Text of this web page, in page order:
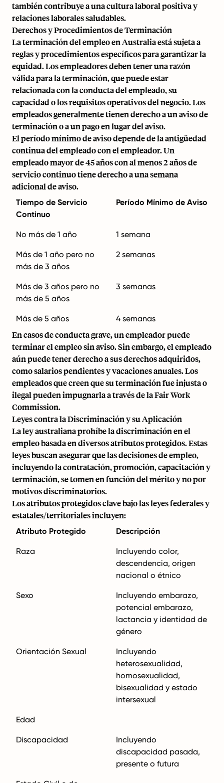
también contribuye a una cultura laboral positiva y
relaciones laborales saludables.
Derechos y Procedimientos de Terminación
La terminación del empleo en Australia está sujeta a
reglas y procedimientos específicos para garantizar la
equidad. Los empleadores deben tener una razón
válida para la terminación, que puede estar
relacionada con la conducta del empleado, su
capacidad o los requisitos operativos del negocio. Los
empleados generalmente tienen derecho a un aviso de
terminación o a un pago en lugar del aviso.
El período mínimo de aviso depende de la antigüedad
continua del empleado con el empleador. Un
empleado mayor de 45 años con al menos 2 años de
servicio continuo tiene derecho a una semana
adicional de aviso.
Tiempo de Servicio
Continuo
Período Mínimo de Aviso
No más de 1 año 1 semana
Más de 1 año pero no
más de 3 años
2 semanas
Más de 3 años pero no
más de 5 años
3 semanas
Más de 5 años 4 semanas
En casos de conducta grave, un empleador puede
terminar el empleo sin aviso. Sin embargo, el empleado
aún puede tener derecho a sus derechos adquiridos,
como salarios pendientes y vacaciones anuales. Los
empleados que creen que su terminación fue injusta o
ilegal pueden impugnarla a través de la Fair Work
Commission.
Leyes contra la Discriminación y su Aplicación
La ley australiana prohíbe la discriminación en el
empleo basada en diversos atributos protegidos. Estas
leyes buscan asegurar que las decisiones de empleo,
incluyendo la contratación, promoción, capacitación y
terminación, se tomen en función del mérito y no por
motivos discriminatorios.
Los atributos protegidos clave bajo las leyes federales y
estatales/territoriales incluyen:
Atributo Protegido Descripción
Raza
Incluyendo color,
descendencia, origen
nacional o étnico
Sexo
Incluyendo embarazo,
potencial embarazo,
lactancia y identidad de
género
Orientación Sexual
Incluyendo
heterosexualidad,
homosexualidad,
bisexualidad y estado
intersexual
Edad
Discapacidad
Incluyendo
discapacidad pasada,
presente o futura